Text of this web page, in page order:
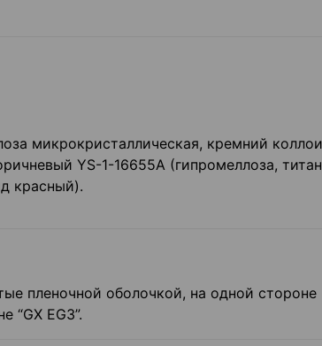
микрокристаллическая, кремний
YS-1-16655A (гипромеллоза,
красный).
пленочной оболочкой, на одной стороне
“GX EG3”.